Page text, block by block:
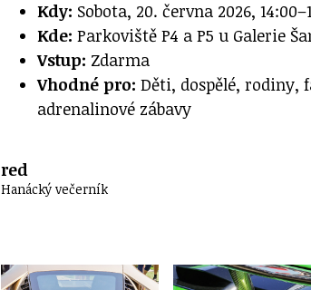
Kdy: Sobota, 20. června 2026,
Kde:Parkoviště P4 a P5 u Galerie
Vstup: Zdarma
Vhodné pro:Děti, dospělé, rodiny,
adrenalinové zábavy
red
Hanácký večerník